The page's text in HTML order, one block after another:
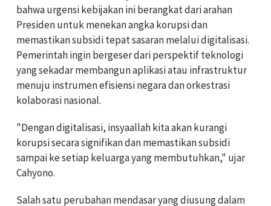
bahwa urgensi kebijakan ini berangkat dari arahan
Presiden untuk menekan angka korupsi dan
memastikan subsidi tepat sasaran melalui digitalisasi.
Pemerintah ingin bergeser dari perspektif teknologi
yang sekadar membangun aplikasi atau infrastruktur
menuju instrumen efisiensi negara dan orkestrasi
kolaborasi nasional.
"Dengan digitalisasi, insyaallah kita akan kurangi
korupsi secara signifikan dan memastikan subsidi
sampai ke setiap keluarga yang membutuhkan," ujar
Cahyono.
Salah satu perubahan mendasar yang diusung dalam